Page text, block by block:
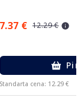
7.37 € 12.29 €
Standarta cena: 12.29 €